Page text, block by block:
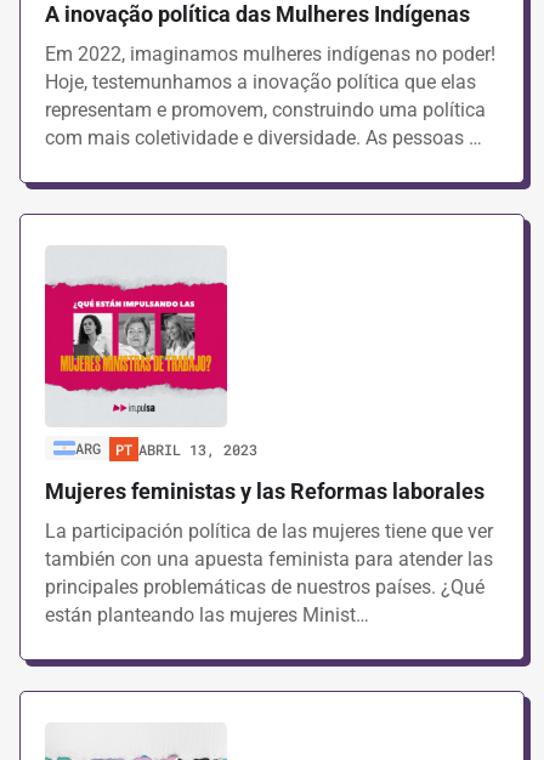
A inovação política das Mulheres Indígenas
Em 2022, imaginamos mulheres indígenas no poder!
Hoje, testemunhamos a inovação política que elas
representam e promovem, construindo uma política
com mais coletividade e diversidade. As pessoas …
ARG PT ABRIL 13, 2023
Mujeres feministas y las Reformas laborales
La participación política de las mujeres tiene que ver
también con una apuesta feminista para atender las
principales problemáticas de nuestros países. ¿Qué
están planteando las mujeres Minist…